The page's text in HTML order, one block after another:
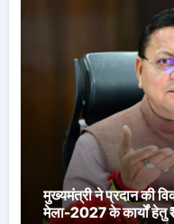
मुख्यमंत्री ने प्रदान की
मेला-2027 के कार्यों हेतु